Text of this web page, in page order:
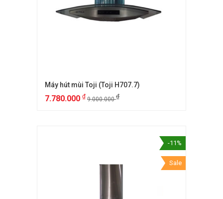
Máy hút mùi Toji (Toji H707.7)
7.780.000 ₫ 9.000.000₫
-11%
Sale